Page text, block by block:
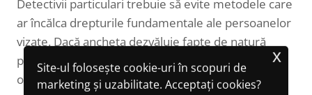
Site-ul folosește cookie-uri în scopuri de
marketing și uzabilitate. Acceptați cookies?
x
Detectivii particulari trebuie să evite metodele care
ar încălca drepturile fundamentale ale persoanelor
vizate. Dacă ancheta dezvăluie fapte de natură
penală sau riscuri semnificative, colaborarea cu
organele competente este recomandată, urmând